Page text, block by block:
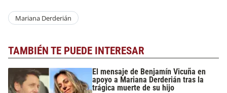
Mariana Derderián
TAMBIÉN TE PUEDE INTERESAR
El mensaje de Benjamín Vicuña en
apoyo a Mariana Derderián tras la
trágica muerte de su hijo